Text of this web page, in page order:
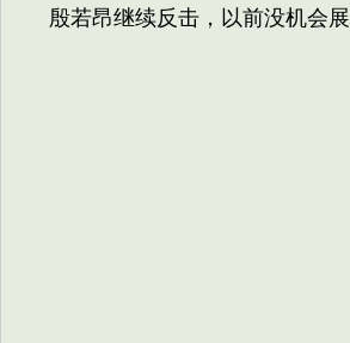
殷若昂继续反击，以前没机会